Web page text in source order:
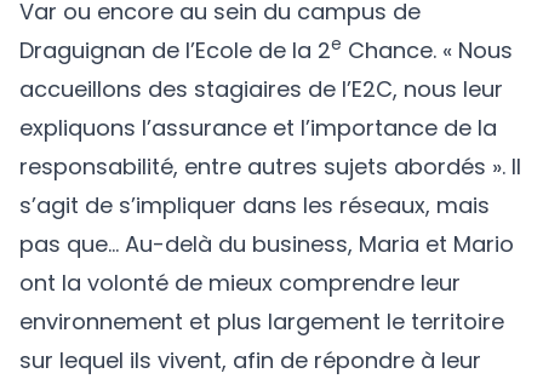
Var ou encore au sein du campus de
Draguignan de l’Ecole de la 2e Chance. « Nous
accueillons des stagiaires de l’E2C, nous leur
expliquons l’assurance et l’importance de la
responsabilité, entre autres sujets abordés ». Il
s’agit de s’impliquer dans les réseaux, mais
pas que... Au-delà du business, Maria et Mario
ont la volonté de mieux comprendre leur
environnement et plus largement le territoire
sur lequel ils vivent, afin de répondre à leur